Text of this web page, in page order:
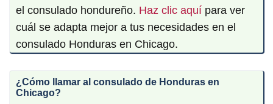
el consulado hondureño. Haz clic aquí para ver
cuál se adapta mejor a tus necesidades en el
consulado Honduras en Chicago.
¿Cómo llamar al consulado de Honduras en
Chicago?